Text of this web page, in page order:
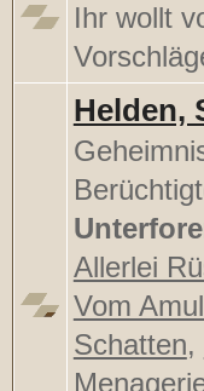
Ihr wollt
Helden,
Allerlei
Vom
Schatten,